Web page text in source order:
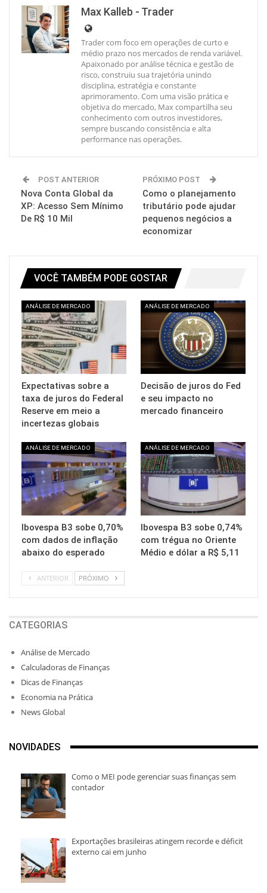
Max Kalleb - Trader
Trader com foco em operações de curto e
médio prazo nos mercados de renda variável.
Apaixonado por análise técnica e gestão de
risco, construiu sua trajetória unindo
disciplina, estratégia e constante
aprimoramento. Com uma visão prática e
objetiva do mercado, Max compartilha seu
conhecimento com outros investidores,
sempre buscando consistência e alta
performance nas operações.
POST ANTERIOR
Nova Conta Global da
XP: Acesso Sem Mínimo
De R$ 10 Mil
PRÓXIMO POST
Como o planejamento
tributário pode ajudar
pequenos negócios a
economizar
VOCÊ TAMBÉM PODE GOSTAR
ANÁLISE DE MERCADO
Expectativas sobre a
taxa de juros do Federal
Reserve em meio a
incertezas globais
ANÁLISE DE MERCADO
Decisão de juros do Fed
e seu impacto no
mercado financeiro
ANÁLISE DE MERCADO
Ibovespa B3 sobe 0,70%
com dados de inflação
abaixo do esperado
ANÁLISE DE MERCADO
Ibovespa B3 sobe 0,74%
com trégua no Oriente
Médio e dólar a R$ 5,11
ANTERIOR PRÓXIMO
CATEGORIAS
Análise de Mercado
Calculadoras de Finanças
Dicas de Finanças
Economia na Prática
News Global
NOVIDADES
Como o MEI pode gerenciar suas finanças sem
contador
Exportações brasileiras atingem recorde e déficit
externo cai em junho